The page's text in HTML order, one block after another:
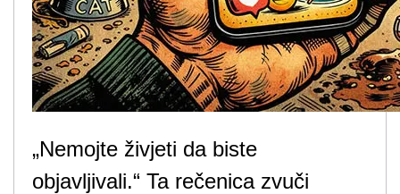
„Nemojte živjeti da biste
objavljivali.“ Ta rečenica zvuči